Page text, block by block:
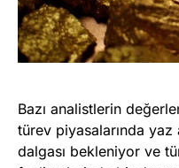
Bazı analistlerin
türev piyasalarında yaz
dalgası bekleniyor ve